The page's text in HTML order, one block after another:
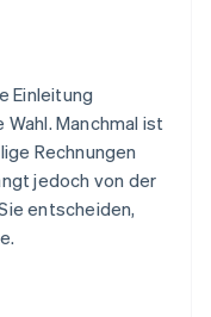
Einleitung
Manchmal ist
Rechnungen
jedoch von der
entscheiden,